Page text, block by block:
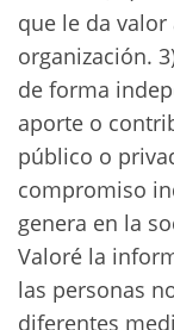
que le da
organización.
de forma
aporte o
público o
compromiso
genera en la
Valoré la
las personas
diferentes